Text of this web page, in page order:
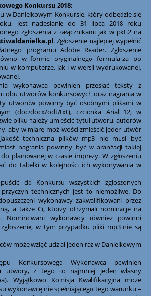
Konkursu 2018:
w Danielkowym Konkursie, który odbędzie się
jest nadesłanie do 31 lipca 2018 roku
zgłoszenia z załącznikami jak w pkt.2 na
. Zgłoszenie najlepiej wypełnić
programu Adobe Reader. Zgłoszenie
w formie oryginalnego formularza po
w komputerze, jak i w wersji wydrukowanej,
wykonawca powinien przesłać teksty z
obu utworów konkursowych oraz nagrania w
utworów powinny być osobnymi plikami w
(doc/docx/odt/txt), czcionka Arial 12, w
pliku należy umieścić tytuł utworu, autorów
aby w miarę możliwości zmieścić jeden utwór
techniczna plików mp3 nie musi być
nagrania powinny być w aranżacji takiej
planowanej w czasie imprezy. W zgłoszeniu
do tabelki w kolejności ich wykonywania w
do Konkursu wszystkich zgłoszonych
technicznych jest to niemożliwe. Do
wykonawcy zakwalifikowani przez
a także Ci, którzy otrzymali nominacje na
Nominowani wykonawcy również powinni
zgłoszenie, w tym przypadku pliki mp3 nie są
może wziąć udział jeden raz w Danielkowym
Konkursowego Wykonawca powinien
utwory, z tego co najmniej jeden własny
Wyjątkowo Komisja Kwalifikacyjna może
wykonawcę nie spełniającego tego warunku –